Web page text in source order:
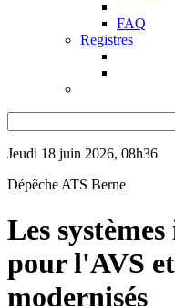
FAQ
Registres
Jeudi 18 juin 2026, 08h36
Dépêche ATS Berne
Les
pour l'AVS
modernisés